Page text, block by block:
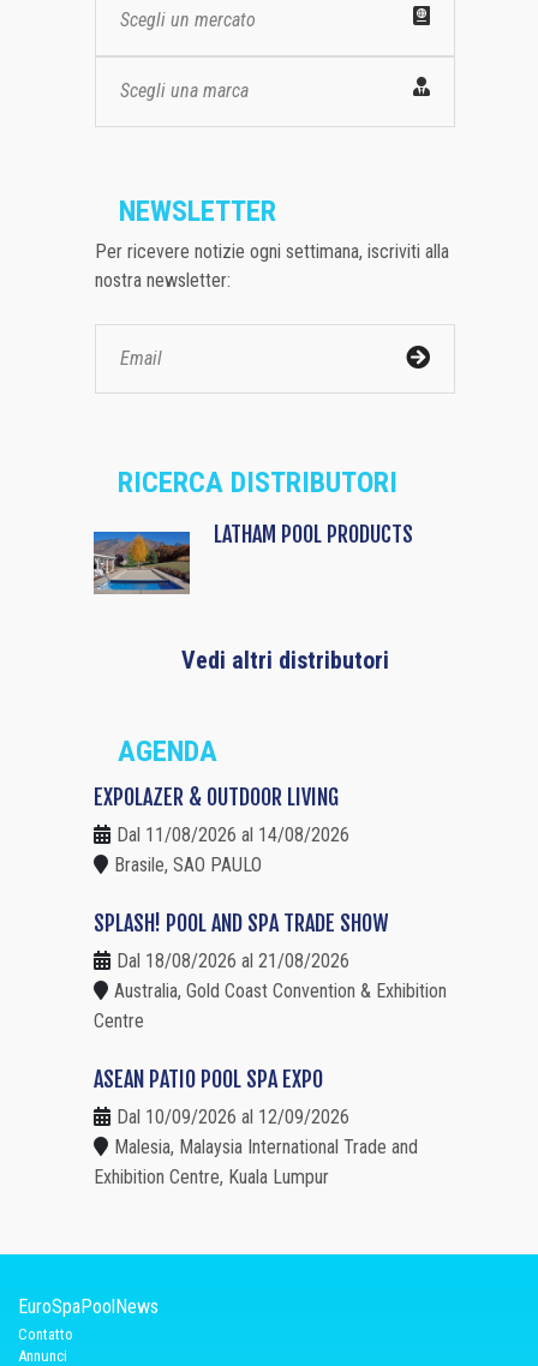
Scegli un mercato
Scegli una marca
NEWSLETTER
Per ricevere notizie ogni settimana, iscriviti alla
nostra newsletter:
RICERCA DISTRIBUTORI
LATHAM POOL PRODUCTS
Vedi altri distributori
AGENDA
EXPOLAZER & OUTDOOR LIVING
Dal 11/08/2026 al 14/08/2026
Brasile, SAO PAULO
SPLASH! POOL AND SPA TRADE SHOW
Dal 18/08/2026 al 21/08/2026
Australia, Gold Coast Convention & Exhibition
Centre
ASEAN PATIO POOL SPA EXPO
Dal 10/09/2026 al 12/09/2026
Malesia, Malaysia International Trade and
Exhibition Centre, Kuala Lumpur
EuroSpaPoolNews
Contatto
Annunci